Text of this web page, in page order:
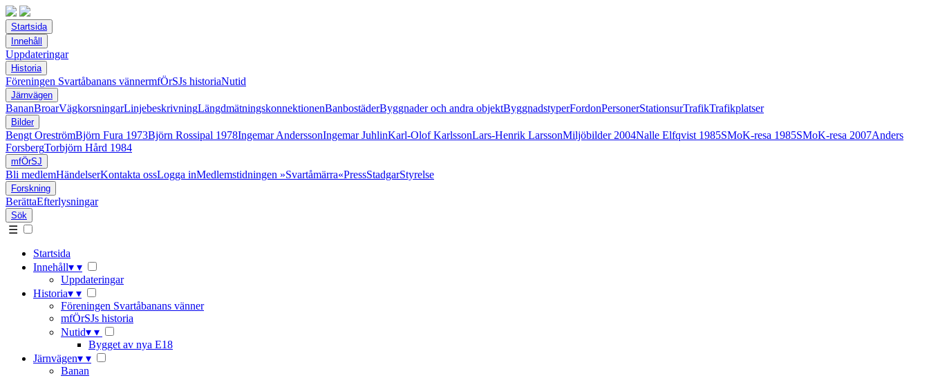
Startsida
Innehåll
Uppdateringar
Historia
Föreningen Svartåbanans vännermfÖrSJs historiaNutid
Järnvägen
BananBroarVägkorsningarLinjebeskrivningLängdmätningskonnektionenBanbostäderByggnader och andra objektByggnadstyperFordonPersonerStationsurTrafikTrafikplatser
Bilder
Bengt OreströmBjörn Fura 1973Björn Rossipal 1978Ingemar AnderssonIngemar JuhlinKarl-Olof KarlssonLars-Henrik LarssonMiljöbilder 2004Nalle Elfqvist 1985SMoK-resa 1985SMoK-resa 2007Anders
ForsbergTorbjörn Hård 1984
mfÖrSJ
Bli medlemHändelserKontakta ossLogga inMedlemstidningen »Svartåmärra«PressStadgarStyrelse
Forskning
BerättaEfterlysningar
Sök
☰
Startsida
Innehåll▾ ▾
Uppdateringar
Historia▾ ▾
Föreningen Svartåbanans vänner
mfÖrSJs historia
Nutid▾ ▾
Bygget av nya E18
Järnvägen▾ ▾
Banan